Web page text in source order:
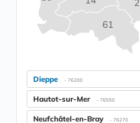
61
Dieppe - 76200
Hautot-sur-Mer - 76550
Neufchâtel-en-Bray - 76270